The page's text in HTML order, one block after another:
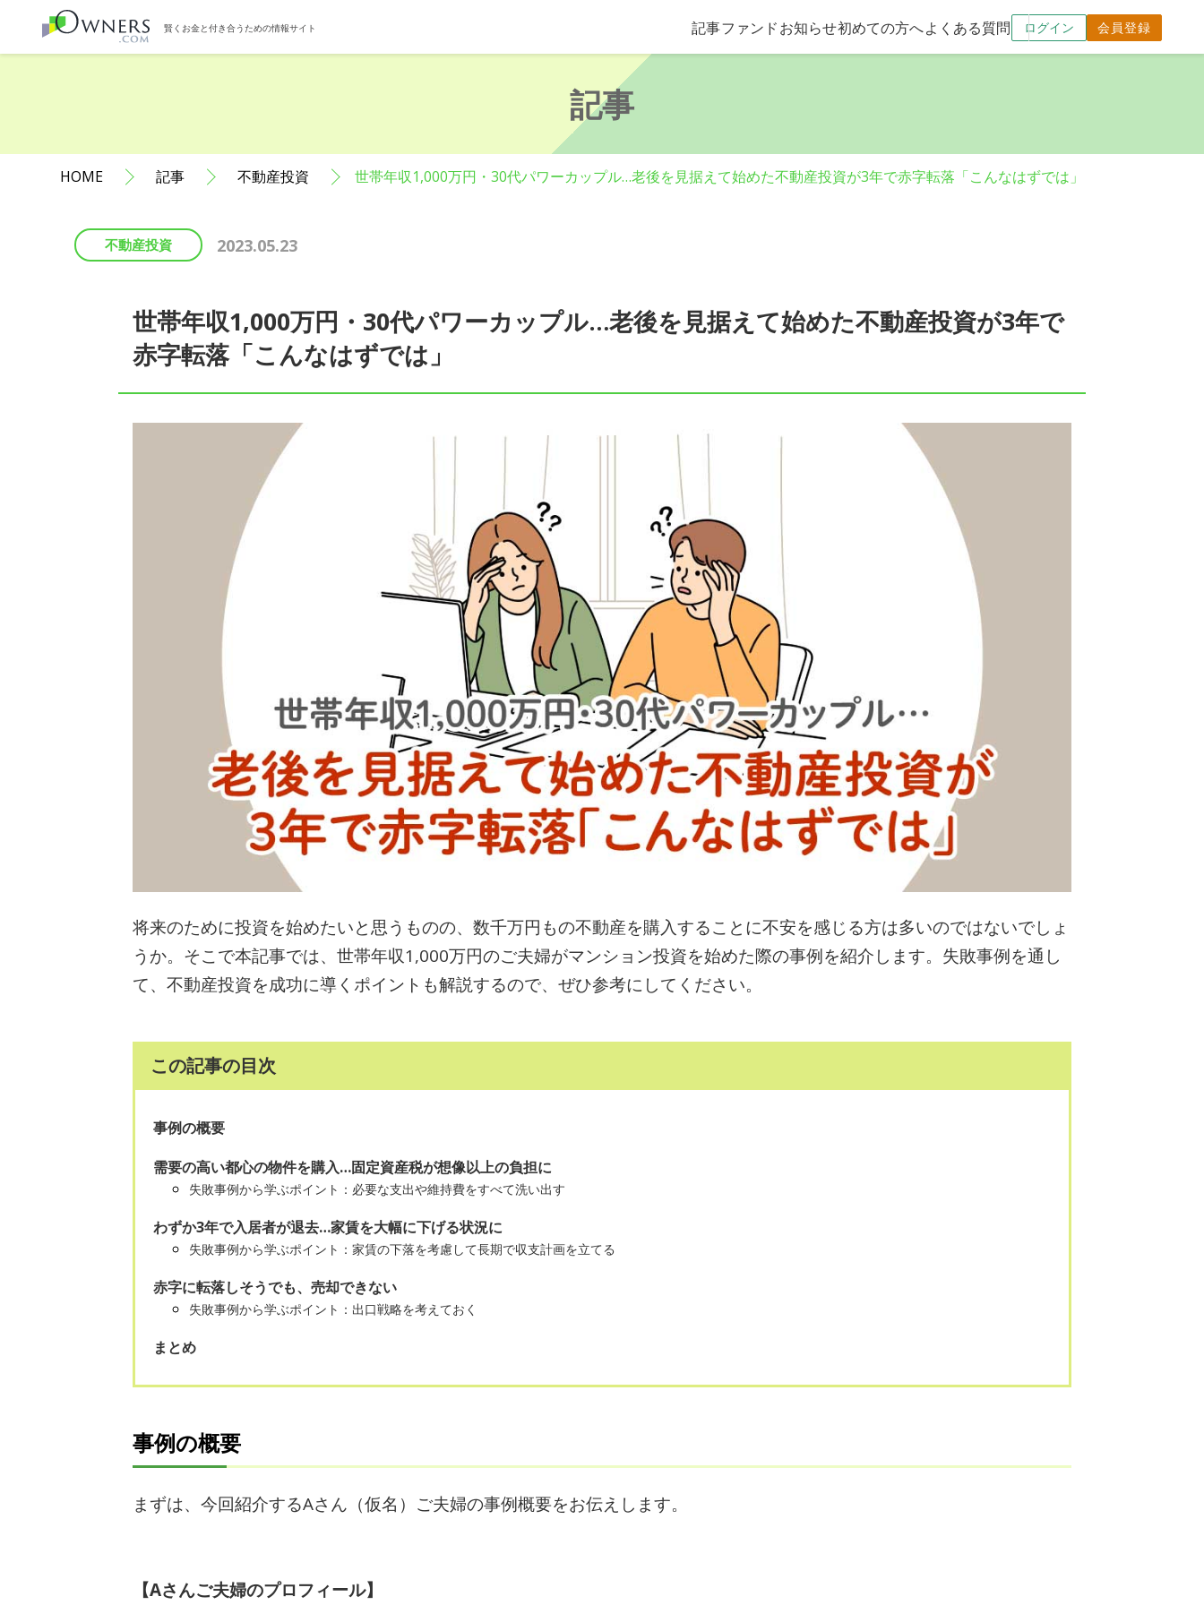
賢くお金と付き合うための情報サイト 記事ファンドお知らせ初めての方へよくある質問 ログイン 会員登録
記事
HOME 記事 不動産投資 世帯年収1,000万円・30代パワーカップル…老後を見据えて始めた不動産投資が3年で赤字転落「こんなはずでは」
不動産投資 2023.05.23
世帯年収1,000万円・30代パワーカップル…老後を見据えて始めた不動産投資が3年で
赤字転落「こんなはずでは」
将来のために投資を始めたいと思うものの、数千万円もの不動産を購入することに不安を感じる方は多いのではないでしょ
うか。そこで本記事では、世帯年収1,000万円のご夫婦がマンション投資を始めた際の事例を紹介します。失敗事例を通し
て、不動産投資を成功に導くポイントも解説するので、ぜひ参考にしてください。
この記事の目次
事例の概要
需要の高い都心の物件を購入…固定資産税が想像以上の負担に
失敗事例から学ぶポイント：必要な支出や維持費をすべて洗い出す
わずか3年で入居者が退去…家賃を大幅に下げる状況に
失敗事例から学ぶポイント：家賃の下落を考慮して長期で収支計画を立てる
赤字に転落しそうでも、売却できない
失敗事例から学ぶポイント：出口戦略を考えておく
まとめ
事例の概要
まずは、今回紹介するAさん（仮名）ご夫婦の事例概要をお伝えします。
【Aさんご夫婦のプロフィール】